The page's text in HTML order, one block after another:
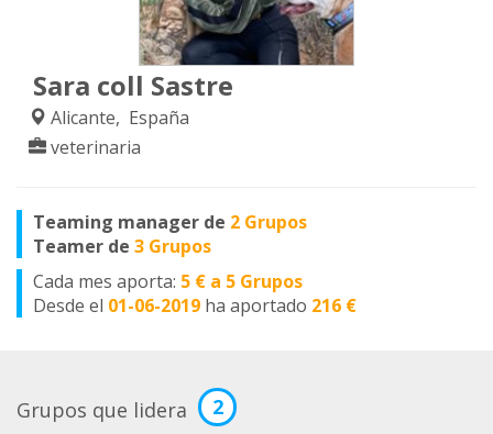
Sara coll Sastre
Alicante, España
veterinaria
Teaming manager de 2 Grupos
Teamer de 3 Grupos
Cada mes aporta: 5 € a 5 Grupos
Desde el 01-06-2019 ha aportado 216 €
Grupos que lidera 2